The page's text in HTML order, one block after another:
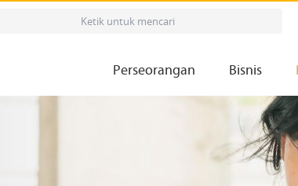
Perseorangan Bisnis